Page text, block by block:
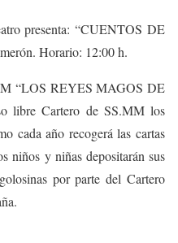
presenta: “CUENTOS DE
Horario: 12:00 h.
“LOS REYES MAGOS DE
libre Cartero de SS.MM los
cada año recogerá las cartas
niños y niñas depositarán sus
por parte del Cartero